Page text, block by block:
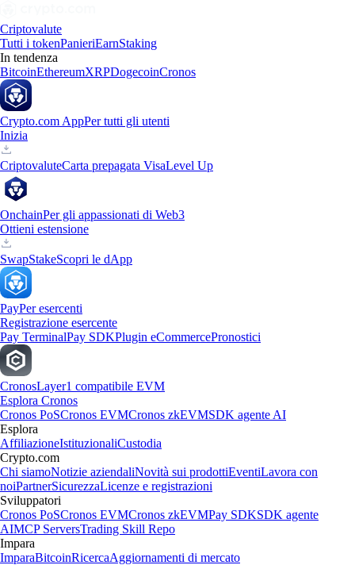
Criptovalute
Tutti i tokenPanieriEarnStaking
In tendenza
BitcoinEthereumXRPDogecoinCronos
Crypto.com AppPer tutti gli utenti
Inizia
CriptovaluteCarta prepagata VisaLevel Up
OnchainPer gli appassionati di Web3
Ottieni estensione
SwapStakeScopri le dApp
PayPer esercenti
Registrazione esercente
Pay TerminalPay SDKPlugin eCommercePronostici
CronosLayer1 compatibile EVM
Esplora Cronos
Cronos PoSCronos EVMCronos zkEVMSDK agente AI
Esplora
AffiliazioneIstituzionaliCustodia
Crypto.com
Chi siamoNotizie aziendaliNovità sui prodottiEventiLavora con
noiPartnerSicurezzaLicenze e registrazioni
Sviluppatori
Cronos PoSCronos EVMCronos zkEVMPay SDKSDK agente
AIMCP ServersTrading Skill Repo
Impara
ImparaBitcoinRicercaAggiornamenti di mercato